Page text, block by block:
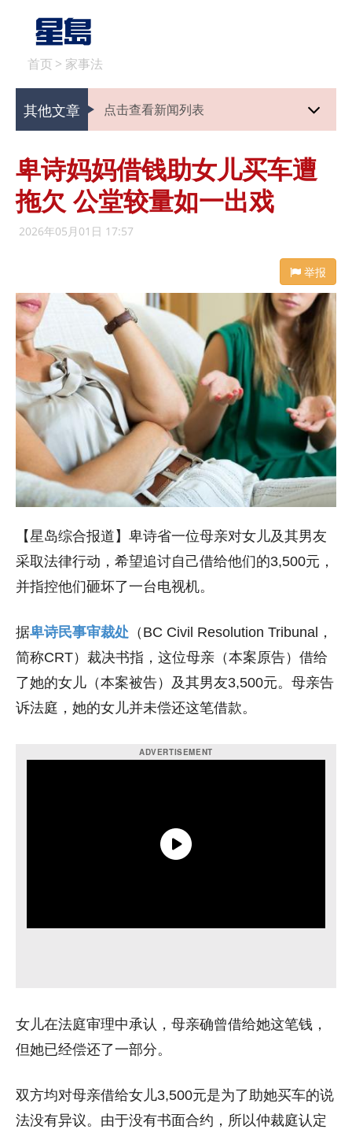
首页 > 家事法
其他文章 点击查看新闻列表
卑诗妈妈借钱助女儿买车遭
拖欠 公堂较量如一出戏
2026年05月01日 17:57
举报
【星岛综合报道】卑诗省一位母亲对女儿及其男友
采取法律行动，希望追讨自己借给他们的3,500元，
并指控他们砸坏了一台电视机。
据卑诗民事审裁处 （BC Civil Resolution Tribunal，
简称CRT）裁决书指，这位母亲（本案原告）借给
了她的女儿（本案被告）及其男友3,500元。母亲告
诉法庭，她的女儿并未偿还这笔借款。
女儿在法庭审理中承认，母亲确曾借给她这笔钱，
但她已经偿还了一部分。
双方均对母亲借给女儿3,500元是为了助她买车的说
法没有异议。由于没有书面合约，所以仲裁庭认定